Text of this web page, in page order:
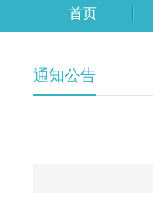
首页
通知公告